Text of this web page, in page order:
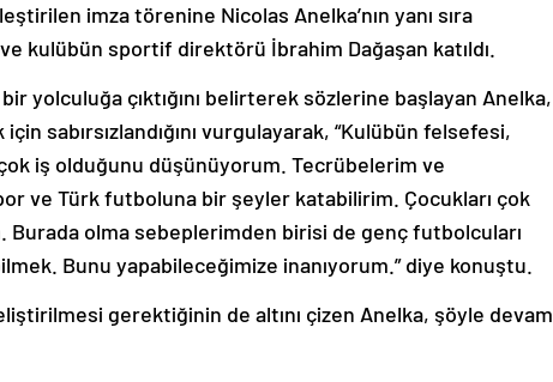
imza törenine Nicolas Anelka’nın yanı sıra
kulübün sportif direktörü İbrahim Dağaşan katıldı.
yolculuğa çıktığını belirterek sözlerine başlayan Anelka,
sabırsızlandığını vurgulayarak, “Kulübün felsefesi,
iş olduğunu düşünüyorum. Tecrübelerim ve
ve Türk futboluna bir şeyler katabilirim. Çocukları çok
Burada olma sebeplerimden birisi de genç futbolcuları
Bunu yapabileceğimize inanıyorum.” diye konuştu.
gerektiğinin de altını çizen Anelka, şöyle devam